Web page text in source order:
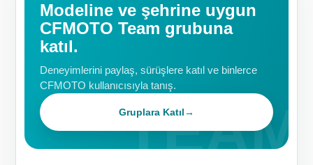
Modeline ve şehrine uygun
CFMOTO Team grubuna
katıl.
Deneyimlerini paylaş, sürüşlere katıl ve binlerce
CFMOTO kullanıcısıyla tanış.
Gruplara Katıl→